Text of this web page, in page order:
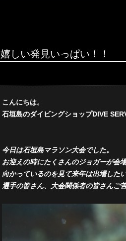
嬉しい発見いっぱい！！
こんにちは。
石垣島のダイビングショップDIVE
今日は石垣島マラソン大会でした。
お迎えの時にたくさんのジョガーが会
向かっているのを見て来年は出場した
選手の皆さん、大会関係者の皆さんご